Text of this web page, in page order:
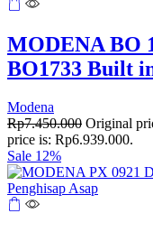
MODENA BO
BO1733 Built
Modena
Rp7.450.000 Original
price is: Rp6.939.000.
Sale 12%